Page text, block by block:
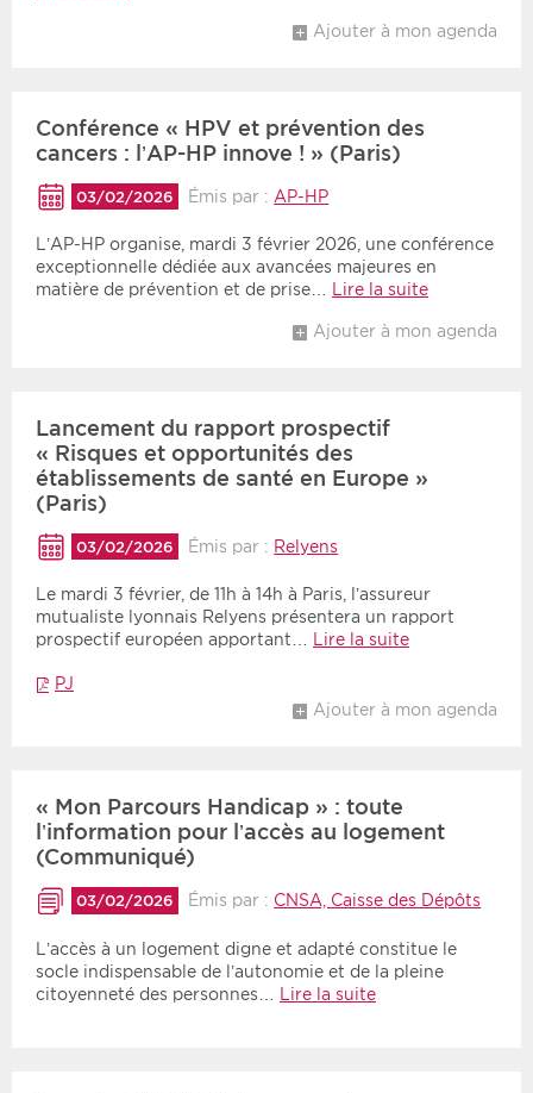
Ajouter à mon agenda
Conférence « HPV et prévention des
cancers : l’AP-HP innove ! » (Paris)
03/02/2026 Émis par : AP-HP
L’AP-HP organise, mardi 3 février 2026, une conférence
exceptionnelle dédiée aux avancées majeures en
matière de prévention et de prise…
Lire la suite
Ajouter à mon agenda
Lancement du rapport prospectif
« Risques et opportunités des
établissements de santé en Europe »
(Paris)
03/02/2026 Émis par : Relyens
Le mardi 3 février, de 11h à 14h à Paris, l’assureur
mutualiste lyonnais Relyens présentera un rapport
prospectif européen apportant… Lire la suite
PJ
Ajouter à mon agenda
« Mon Parcours Handicap » : toute
l’information pour l’accès au logement
(Communiqué)
03/02/2026 Émis par : CNSA, Caisse des Dépôts
L’accès à un logement digne et adapté constitue le
socle indispensable de l’autonomie et de la pleine
citoyenneté des personnes…
Lire la suite